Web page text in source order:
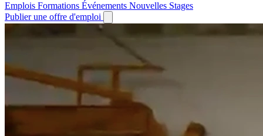
Emplois Formations Événements Nouvelles Stages
Publier une offre d'emploi